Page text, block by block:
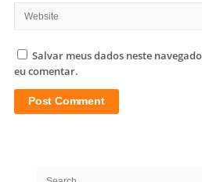
Salvar meus dados neste
eu comentar.